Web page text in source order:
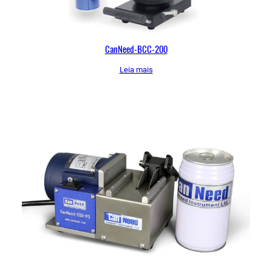
CanNeed-BCC-200
Leia mais